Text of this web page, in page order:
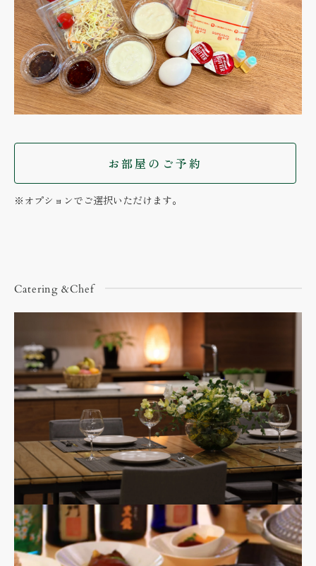
お部屋のご予約
※オプションでご選択いただけます。
Catering &Chef